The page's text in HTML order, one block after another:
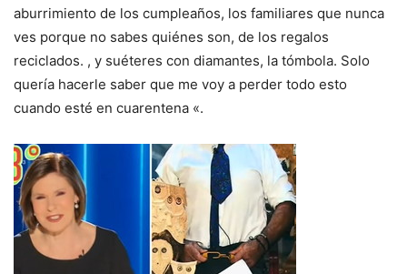
aburrimiento de los cumpleaños, los familiares que nunca
ves porque no sabes quiénes son, de los regalos
reciclados. , y suéteres con diamantes, la tómbola. Solo
quería hacerle saber que me voy a perder todo esto
cuando esté en cuarentena «.